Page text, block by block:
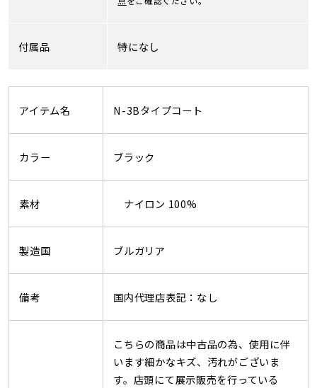
付属品 特になし
アイテム名 N-3Bタイプコート
カラー ブラック
素材 ナイロン 100%
製造国 ブルガリア
備考 国内代理店表記：なし
こちらの商品は中古品の為、使用に伴
います細かなキズ、汚れがございま
す。店頭にて展示販売を行っている